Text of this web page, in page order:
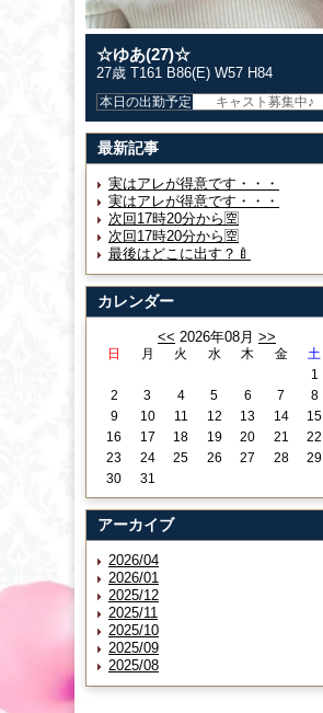
☆ゆあ(27)☆
27歳 T161 B86(E) W57 H84
本日の出勤予定 キャスト募集中♪
最新記事
実はアレが得意です・・・
実はアレが得意です・・・
次回17時20分から🈳
次回17時20分から🈳
最後はどこに出す？🍼
カレンダー
<< 2026年08月 >>
日 月 火 水 木 金
土
1
2
3 4 5 6 7
8
9
10 11 12 13 14
15
16
17 18 19 20 21
22
23
24 25 26 27 28
29
30
31
アーカイブ
2026/04
2026/01
2025/12
2025/11
2025/10
2025/09
2025/08